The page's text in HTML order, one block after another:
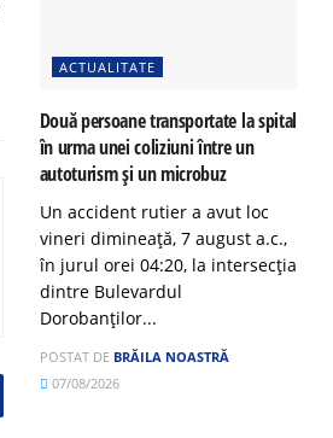
ACTUALITATE
Două persoane transportate la spital
în urma unei coliziuni între un
autoturism și un microbuz
Un accident rutier a avut loc
vineri dimineață, 7 august a.c.,
în jurul orei 04:20, la intersecția
dintre Bulevardul
Dorobanților...
POSTAT DE BRĂILA NOASTRĂ
07/08/2026